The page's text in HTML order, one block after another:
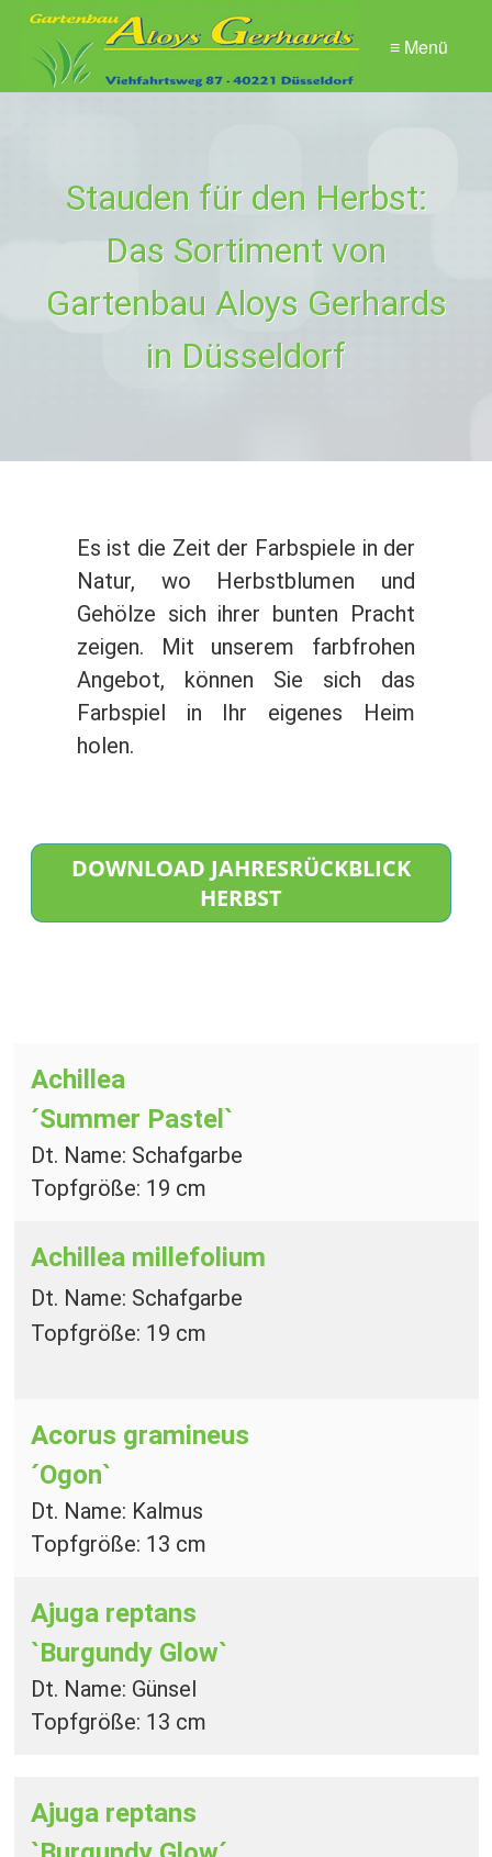
≡ Menü
Stauden für den Herbst:
Das Sortiment von
Gartenbau Aloys Gerhards
in Düsseldorf
Es ist die Zeit der Farbspiele in der
Natur, wo Herbstblumen und
Gehölze sich ihrer bunten Pracht
zeigen. Mit unserem farbfrohen
Angebot, können Sie sich das
Farbspiel in Ihr eigenes Heim
holen.
DOWNLOAD JAHRESRÜCKBLICK
HERBST
Achillea
´Summer Pastel`
Dt. Name: Schafgarbe
Topfgröße: 19 cm
Achillea millefolium
Dt. Name: Schafgarbe
Topfgröße: 19 cm
Acorus gramineus
´Ogon`
Dt. Name: Kalmus
Topfgröße: 13 cm
Ajuga reptans
`Burgundy Glow`
Dt. Name: Günsel
Topfgröße: 13 cm
Ajuga reptans